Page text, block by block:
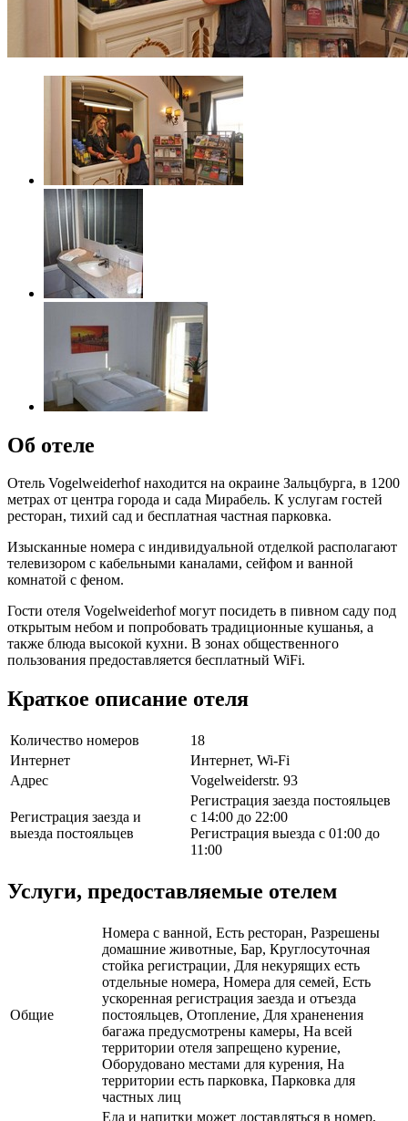
Об отеле
Отель Vogelweiderhof находится на окраине Зальцбурга, в 1200
метрах от центра города и сада Мирабель. К услугам гостей
ресторан, тихий сад и бесплатная частная парковка.
Изысканные номера с индивидуальной отделкой располагают
телевизором с кабельными каналами, сейфом и ванной
комнатой с феном.
Гости отеля Vogelweiderhof могут посидеть в пивном саду под
открытым небом и попробовать традиционные кушанья, а
также блюда высокой кухни. В зонах общественного
пользования предоставляется бесплатный WiFi.
Краткое описание отеля
Количество номеров
18
Интернет
Интернет, Wi-Fi
Адрес
Vogelweiderstr. 93
Регистрация заезда и
выезда постояльцев
Регистрация заезда постояльцев
с 14:00 до 22:00
Регистрация выезда с 01:00 до
11:00
Услуги, предоставляемые отелем
Общие
Номера с ванной, Есть ресторан, Разрешены
домашние животные, Бар, Круглосуточная
стойка регистрации, Для некурящих есть
отдельные номера, Номера для семей, Есть
ускоренная регистрация заезда и отъезда
постояльцев, Отопление, Для храненения
багажа предусмотрены камеры, На всей
территории отеля запрещено курение,
Оборудовано местами для курения, На
территории есть парковка, Парковка для
частных лиц
Еда и напитки может доставляться в номер,